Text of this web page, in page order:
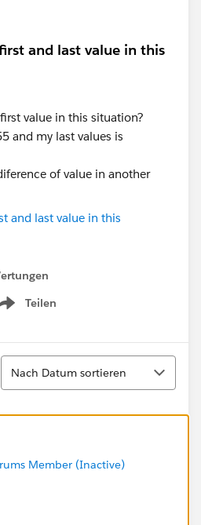
and last value in this
value in this situation?
and my last values is
of value in another
Teilen
menu
Sortieren
Nach Datum sortieren
Member (Inactive)